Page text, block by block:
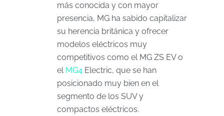
más conocida y con mayor
presencia, MG ha sabido capitalizar
su herencia británica y ofrecer
modelos eléctricos muy
competitivos como el MG ZS EV o
el MG4 Electric, que se han
posicionado muy bien en el
segmento de los SUV y
compactos eléctricos.